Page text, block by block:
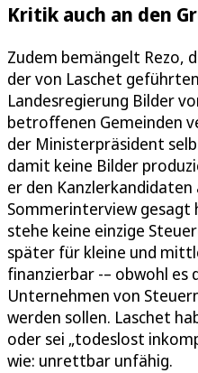
Kritik auch an den
Zudem bemängelt Rezo,
der von Laschet
Landesregierung Bilder
betroffenen Gemeinden
der Ministerpräsident
damit keine Bilder
er den Kanzlerkandidaten
Sommerinterview
stehe keine einzige
später für kleine und
finanzierbar -– obwohl es
Unternehmen von
werden sollen. Laschet
oder sei „todeslost
wie: unrettbar unfähig.